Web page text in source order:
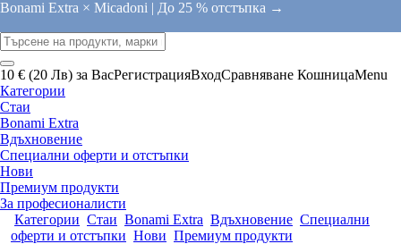
Bonami Extra × Micadoni | До 25 % отстъпка →
10 € (20 Лв) за ВасРегистрацияВходСравняване КошницаMenu
Категории
Стаи
Bonami Extra
Вдъхновение
Специални оферти и отстъпки
Нови
Премиум продукти
За професионалисти
Категории Стаи Bonami Extra Вдъхновение Специални
оферти и отстъпки Нови Премиум продукти